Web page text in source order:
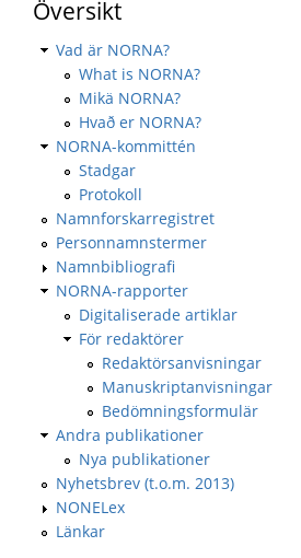
Översikt
Vad är NORNA?
What is NORNA?
Mikä NORNA?
Hvað er NORNA?
NORNA-kommittén
Stadgar
Protokoll
Namnforskarregistret
Personnamnstermer
Namnbibliografi
NORNA-rapporter
Digitaliserade artiklar
För redaktörer
Redaktörsanvisningar
Manuskriptanvisningar
Bedömningsformulär
Andra publikationer
Nya publikationer
Nyhetsbrev (t.o.m. 2013)
NONELex
Länkar